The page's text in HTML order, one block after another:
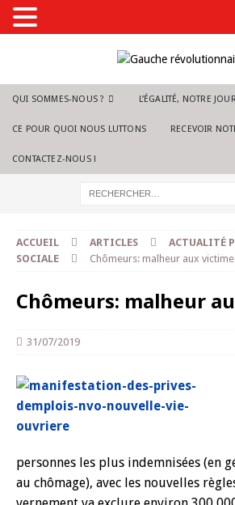
QUI SOMMES-NOUS ? L’ÉGALITÉ, NOTRE
CE POUR QUOI NOUS LUTTONS RECEVOIR
CONTACTEZ-NOUS !
ACCUEIL ARTICLES
ACTUALITÉ
SOCIALE
Chômeurs: malheur aux
Chômeurs: malheur
31/07/2019
personnes les plus indemnisées (en
au chômage), avec les nouvelles